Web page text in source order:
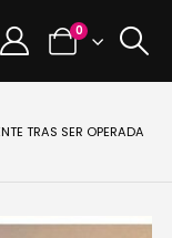
0
TRAS SER OPERADA